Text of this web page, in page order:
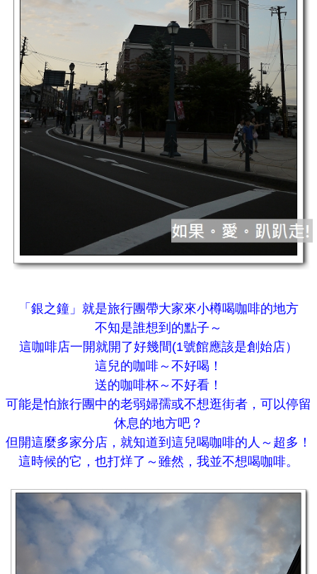
「銀之鐘」就是旅行團帶大家來小樽喝咖啡的地方
不知是誰想到的點子～
這咖啡店一開就開了好幾間(1號館應該是創始店）
這兒的咖啡～不好喝！
送的咖啡杯～不好看！
可能是怕旅行團中的老弱婦孺或不想逛街者，可以停留
休息的地方吧？
但開這麼多家分店，就知道到這兒喝咖啡的人～超多！
這時候的它，也打烊了～雖然，我並不想喝咖啡。